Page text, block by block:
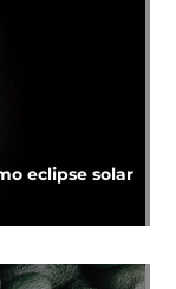
eclipse solar